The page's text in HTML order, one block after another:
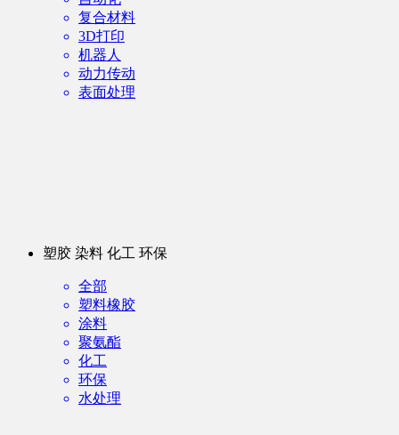
复合材料
3D打印
机器人
动力传动
表面处理
塑胶 染料 化工 环保
全部
塑料橡胶
涂料
聚氨酯
化工
环保
水处理